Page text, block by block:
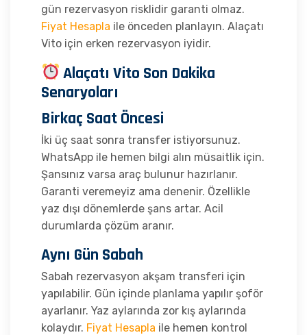
gün rezervasyon risklidir garanti olmaz.
Fiyat Hesapla ile önceden planlayın. Alaçatı
Vito için erken rezervasyon iyidir.
Alaçatı Vito Son Dakika
Senaryoları
Birkaç Saat Öncesi
İki üç saat sonra transfer istiyorsunuz.
WhatsApp ile hemen bilgi alın müsaitlik için.
Şansınız varsa araç bulunur hazırlanır.
Garanti veremeyiz ama denenir. Özellikle
yaz dışı dönemlerde şans artar. Acil
durumlarda çözüm aranır.
Aynı Gün Sabah
Sabah rezervasyon akşam transferi için
yapılabilir. Gün içinde planlama yapılır şoför
ayarlanır. Yaz aylarında zor kış aylarında
kolaydır. Fiyat Hesapla ile hemen kontrol